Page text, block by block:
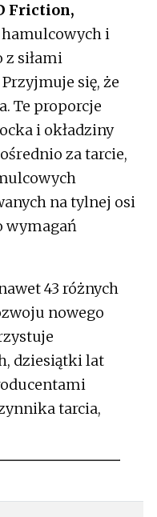
Friction,
hamulcowych i
z siłami
się, że
Te proporcje
i okładziny
za tarcie,
na tylnej osi
wymagań
43 różnych
nowego
dziesiątki lat
tarcia,